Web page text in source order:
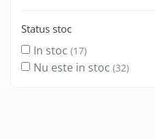
Masinute si vehicule
Nisip kinetic si modelabil
Accesorii Gaming
Status stoc
In stoc (17)
Nu este in stoc (32)